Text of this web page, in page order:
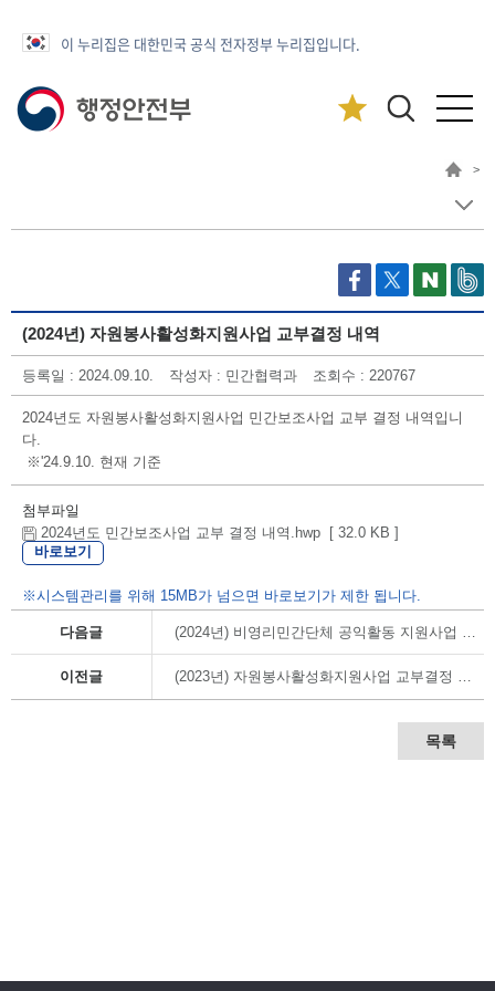
이 누리집은 대한민국 공식 전자정부 누리집입니다.
>
(2024년) 자원봉사활성화지원사업 교부결정 내역
등록일 : 2024.09.10. 작성자 : 민간협력과 조회수 : 220767
2024년도 자원봉사활성화지원사업 민간보조사업 교부 결정 내역입니
다.
※'24.9.10. 현재 기준
첨부파일
2024년도 민간보조사업 교부 결정 내역.hwp [ 32.0 KB ]
바로보기
※시스템관리를 위해 15MB가 넘으면 바로보기가 제한 됩니다.
다음글 (2024년) 비영리민간단체 공익활동 지원사업 교부결정 내역
이전글 (2023년) 자원봉사활성화지원사업 교부결정 내역
목록